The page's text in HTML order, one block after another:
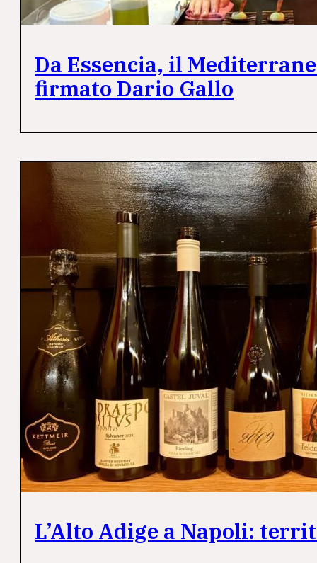
Da Essencia, il
firmato Dario Gallo
L’Alto Adige a Napoli: